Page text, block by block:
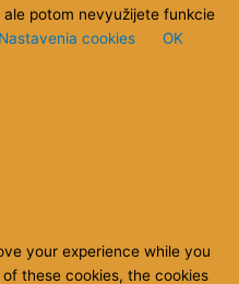
potom nevyužijete funkcie
Nastavenia cookies
OK
your experience while you
these cookies, the cookies